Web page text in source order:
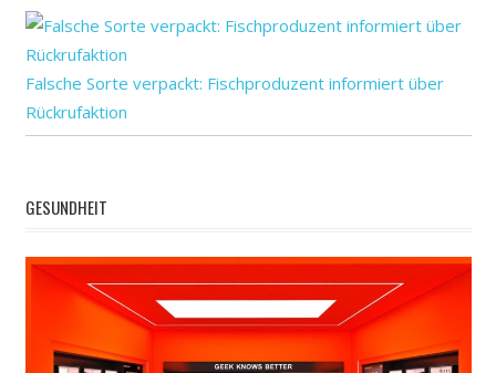
schnell
timing:
Verhalten
zu
Falsche Sorte verpackt: Fischproduzent informiert über
Rückrufaktion
GESUNDHEIT